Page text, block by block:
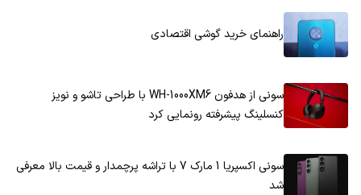
راهنمای خرید گوشی اقتصادی
سونی از هدفون WH-1000XM6 با طراحی تاشو و نویز
کنسلینگ پیشرفته رونمایی کرد
سونی اکسپریا 1 مارک 7 با تراشه پرچمدار و قیمت بالا معرفی
شد